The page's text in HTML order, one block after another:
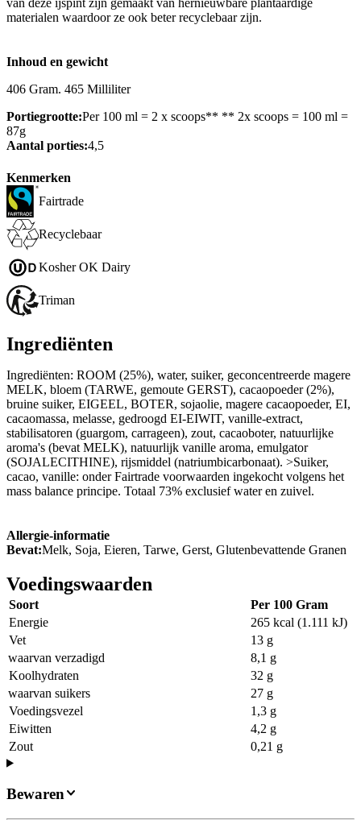
van deze ijspint zijn gemaakt van hernieuwbare plantaardige
materialen waardoor ze ook beter recyclebaar zijn.
Inhoud en gewicht
406 Gram. 465 Milliliter
Portiegrootte:Per 100 ml = 2 x scoops** ** 2x scoops = 100 ml =
87g
Aantal porties:4,5
Kenmerken
Fairtrade
Recyclebaar
Kosher OK Dairy
Triman
Ingrediënten
Ingrediënten: ROOM (25%), water, suiker, geconcentreerde magere
MELK, bloem (TARWE, gemoute GERST), cacaopoeder (2%),
bruine suiker, EIGEEL, BOTER, sojaolie, magere cacaopoeder, EI,
cacaomassa, melasse, gedroogd EI-EIWIT, vanille-extract,
stabilisatoren (guargom, carrageen), zout, cacaoboter, natuurlijke
aroma's (bevat MELK), natuurlijk vanille aroma, emulgator
(SOJALECITHINE), rijsmiddel (natriumbicarbonaat). >Suiker,
cacao, vanille: onder Fairtrade voorwaarden ingekocht volgens het
mass balance principe. Totaal 73% exclusief water en zuivel.
Allergie-informatie
Bevat:Melk, Soja, Eieren, Tarwe, Gerst, Glutenbevattende Granen
Voedingswaarden
Soort
Per 100 Gram
Energie
265 kcal (1.111 kJ)
Vet
13 g
waarvan verzadigd
8,1 g
Koolhydraten
32 g
waarvan suikers
27 g
Voedingsvezel
1,3 g
Eiwitten
4,2 g
Zout
0,21 g
Bewaren